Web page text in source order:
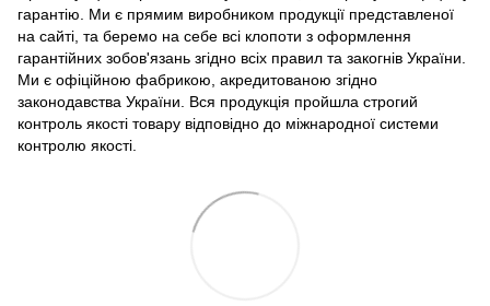
гарантію. Ми є прямим виробником продукції представленої
на сайті, та беремо на себе всі клопоти з оформлення
гарантійних зобов'язань згідно всіх правил та закогнів України.
Ми є офіційною фабрикою, акредитованою згідно
законодавства України. Вся продукція пройшла строгий
контроль якості товару відповідно до міжнародної системи
контролю якості.